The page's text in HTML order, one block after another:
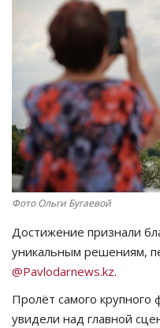
СПЕЦПРОЕКТЫ
СПОРТ
Чек-лист
РАЗВЛЕЧЕНИЯ
OFFICIAL
Язык
Фото Ольги Бугаевой
Достижение признали
уникальным решениям,
@Pavlodarnews.kz.
Пролёт самого крупного
увидели над главной